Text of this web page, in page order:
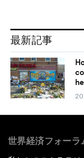
最新記事
世界経済フォーラ